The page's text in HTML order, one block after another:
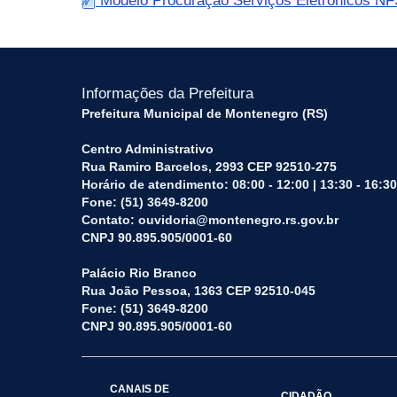
Informações da Prefeitura
Prefeitura Municipal de Montenegro (RS)
Centro Administrativo
Rua Ramiro Barcelos, 2993 CEP 92510-275
Horário de atendimento: 08:00 - 12:00 | 13:30 - 16:30
Fone: (51) 3649-8200
Contato: ouvidoria@montenegro.rs.gov.br
CNPJ 90.895.905/0001-60
Palácio Rio Branco
Rua João Pessoa, 1363 CEP 92510-045
Fone: (51) 3649-8200
CNPJ 90.895.905/0001-60
CANAIS DE